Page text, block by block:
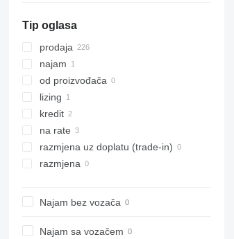
Tip oglasa
prodaja
najam
od proizvođača
lizing
kredit
na rate
razmjena uz doplatu (trade-in)
razmjena
Najam bez vozača
Najam sa vozačem